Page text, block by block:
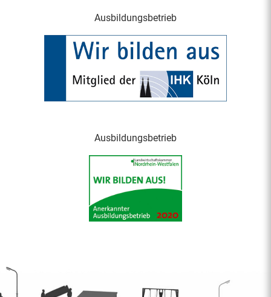
Ausbildungsbetrieb
Ausbildungsbetrieb